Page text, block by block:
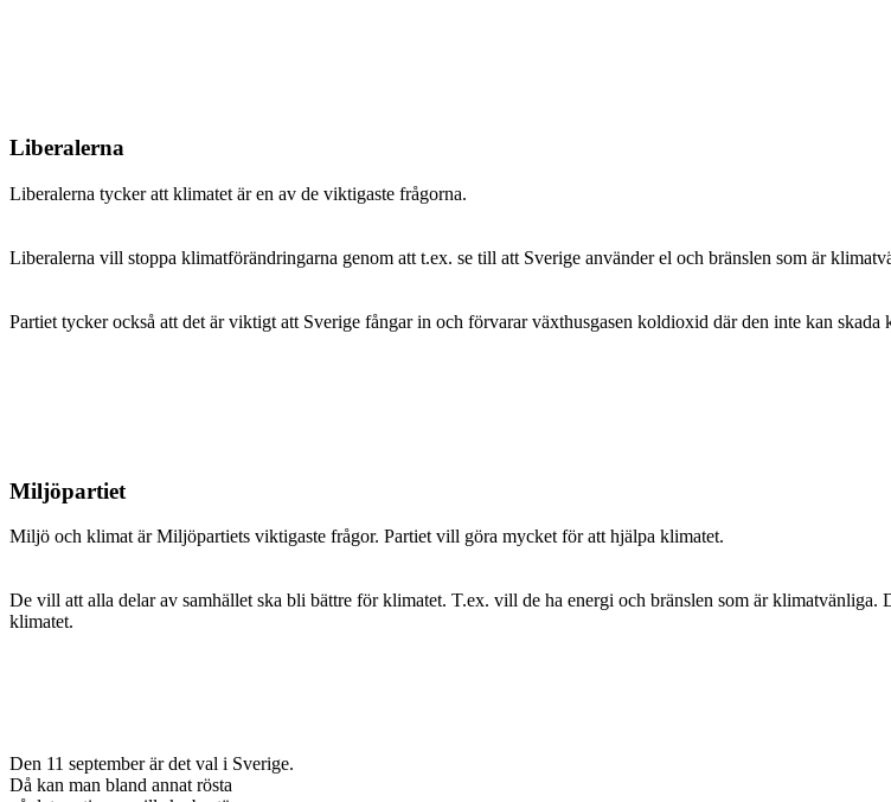
Liberalerna
Liberalerna tycker att klimatet är en av de viktigaste frågorna.
Liberalerna vill stoppa klimatförändringarna genom att t.ex. se till att Sverige använder el och bränslen som är
Partiet tycker också att det är viktigt att Sverige fångar in och förvarar växthusgasen koldioxid där den inte kan skada
Miljöpartiet
Miljö och klimat är Miljöpartiets viktigaste frågor. Partiet vill göra mycket för att hjälpa klimatet.
De vill att alla delar av samhället ska bli bättre för klimatet. T.ex. vill de ha energi och bränslen som är
klimatet.
Den 11 september är det val i Sverige.
Då kan man bland annat rösta